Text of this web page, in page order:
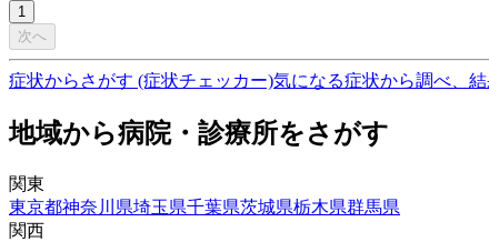
1
次へ
症状からさがす (症状チェッカー)気になる症状から調べ、
地域から病院・診療所をさがす
関東
東京都神奈川県埼玉県千葉県茨城県栃木県群馬県
関西